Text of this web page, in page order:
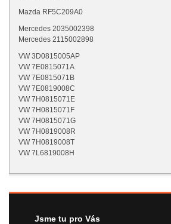
Mazda RF5C209A0
Mercedes 2035002398
Mercedes 2115002898
VW 3D0815005AP
VW 7E0815071A
VW 7E0815071B
VW 7E0819008C
VW 7H0815071E
VW 7H0815071F
VW 7H0815071G
VW 7H0819008R
VW 7H0819008T
VW 7L6819008H
Jsme tu pro Vás